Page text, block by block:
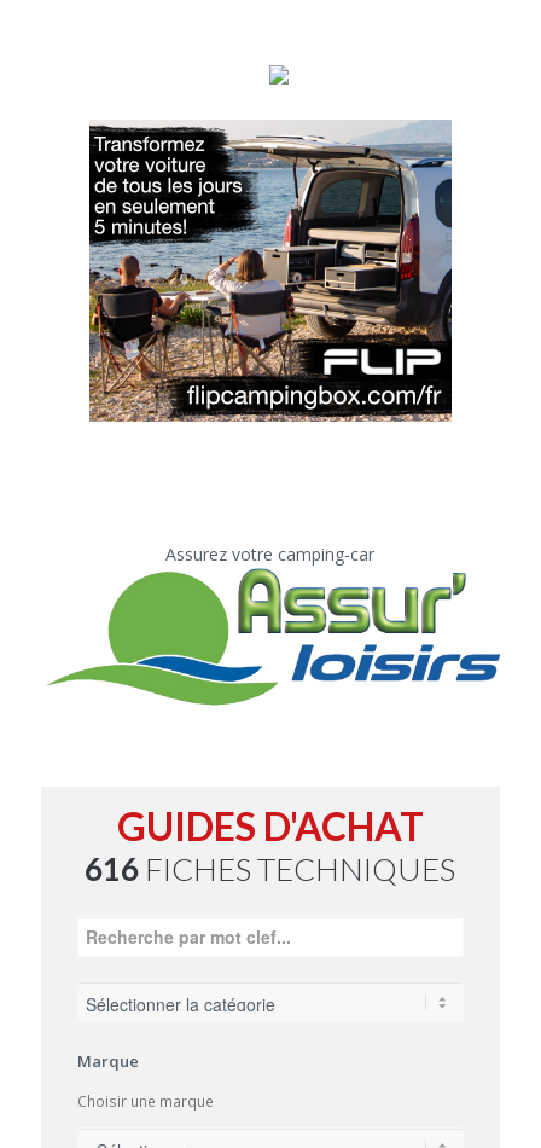
Assurez votre camping-car
GUIDES D'ACHAT
616 FICHES TECHNIQUES
Marque
Choisir une marque